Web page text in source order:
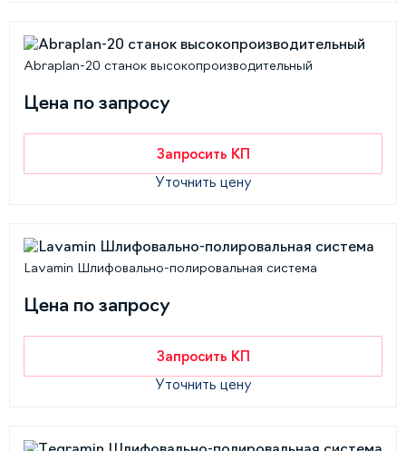
Abraplan-20 станок высокопроизводительный
Цена по запросу
Запросить КП
Уточнить цену
Lavamin Шлифовально-полировальная система
Цена по запросу
Запросить КП
Уточнить цену